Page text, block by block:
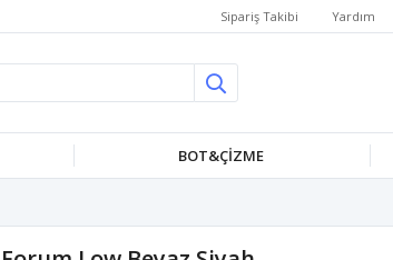
Sipariş Takibi Yardım
BOT&ÇIZME